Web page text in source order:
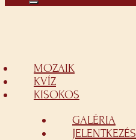
MOZAIK
KVÍZ
KISOKOS
GALÉRIA
JELENTKEZÉS